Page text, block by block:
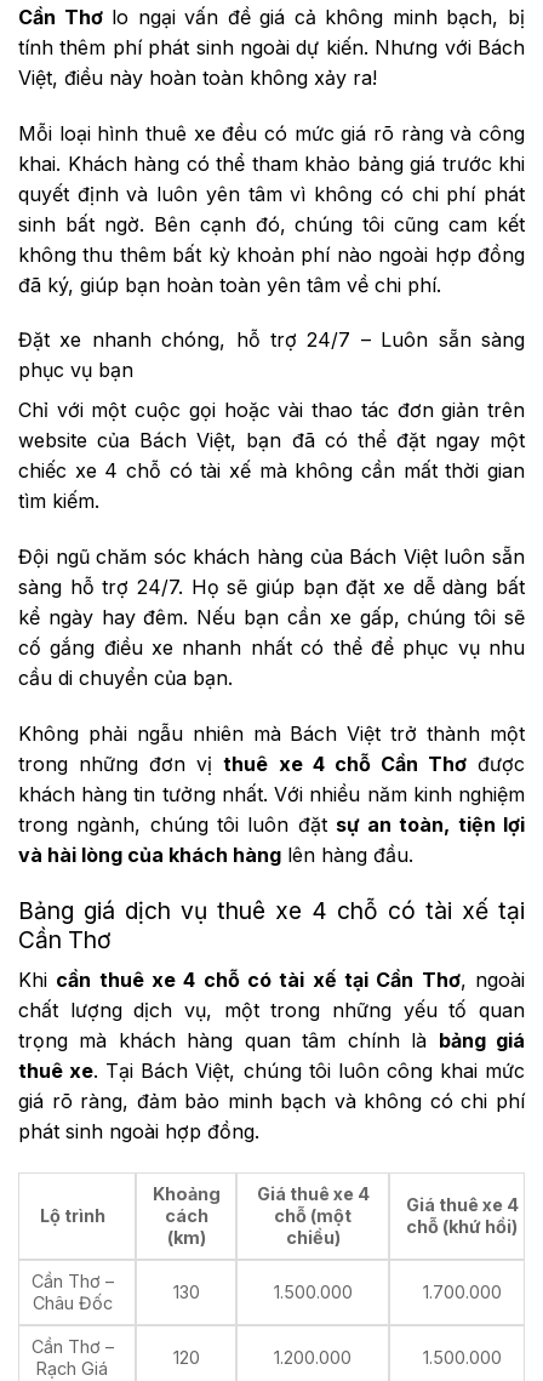
Cần Thơlo ngại vấn đề giá cả không minh bạch, bị
tính thêm phí phát sinh ngoài dự kiến. Nhưng với Bách
Việt, điều này hoàn toàn không xảy ra!
Mỗi loại hình thuê xe đều có mức giá rõ ràng và công
khai. Khách hàng có thể tham khảo bảng giá trước khi
quyết định và luôn yên tâm vì không có chi phí phát
sinh bất ngờ. Bên cạnh đó, chúng tôi cũng cam kết
không thu thêm bất kỳ khoản phí nào ngoài hợp đồng
đã ký, giúp bạn hoàn toàn yên tâm về chi phí.
Đặt xe nhanh chóng, hỗ trợ 24/7 – Luôn sẵn sàng
phục vụ bạn
Chỉ với một cuộc gọi hoặc vài thao tác đơn giản trên
website của Bách Việt, bạn đã có thể đặt ngay một
chiếc xe 4 chỗ có tài xế mà không cần mất thời gian
tìm kiếm.
Đội ngũ chăm sóc khách hàng của Bách Việt luôn sẵn
sàng hỗ trợ 24/7. Họ sẽ giúp bạn đặt xe dễ dàng bất
kể ngày hay đêm. Nếu bạn cần xe gấp, chúng tôi sẽ
cố gắng điều xe nhanh nhất có thể để phục vụ nhu
cầu di chuyển của bạn.
Không phải ngẫu nhiên mà Bách Việt trở thành một
trong những đơn vịthuê xe 4 chỗ Cần Thơđược
khách hàng tin tưởng nhất. Với nhiều năm kinh nghiệm
trong ngành, chúng tôi luôn đặt sự an toàn, tiện lợi
và hài lòng của khách hàng lên hàng đầu.
Bảng giá dịch vụ thuê xe 4 chỗ có tài xế tại
Cần Thơ
Khi cần thuê xe 4 chỗ có tài xế tại Cần Thơ, ngoài
chất lượng dịch vụ, một trong những yếu tố quan
trọng mà khách hàng quan tâm chính là bảng giá
thuê xe. Tại Bách Việt, chúng tôi luôn công khai mức
giá rõ ràng, đảm bảo minh bạch và không có chi phí
phát sinh ngoài hợp đồng.
Lộ trình
Khoảng
cách
(km)
Giá thuê xe 4
chỗ (một
chiều)
Giá thuê xe 4
chỗ (khứ hồi)
Cần Thơ –
Châu Đốc
130 1.500.000 1.700.000
Cần Thơ –
Rạch Giá
120 1.200.000 1.500.000